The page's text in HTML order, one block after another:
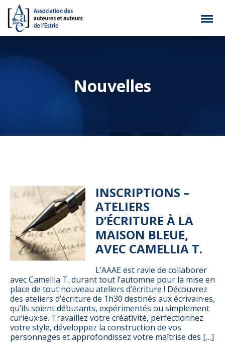
Nouvelles
INSCRIPTIONS –
ATELIERS
D’ÉCRITURE À LA
MAISON BLEUE,
AVEC CAMELLIA T.
L’AAAE est ravie de collaborer
avec Camellia T. durant tout l’automne pour la mise en
place de tout nouveau ateliers d’écriture ! Découvrez
des ateliers d’écriture de 1h30 destinés aux écrivain·es,
qu’ils soient débutants, expérimentés ou simplement
curieux·se. Travaillez votre créativité, perfectionnez
votre style, développez la construction de vos
personnages et approfondissez votre maîtrise des […]